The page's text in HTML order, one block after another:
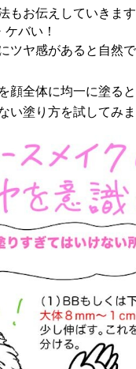
もお伝えしていきま
バい！
ツヤ感があると自然で
顔全体に均一に塗る
い塗り方を試してみま